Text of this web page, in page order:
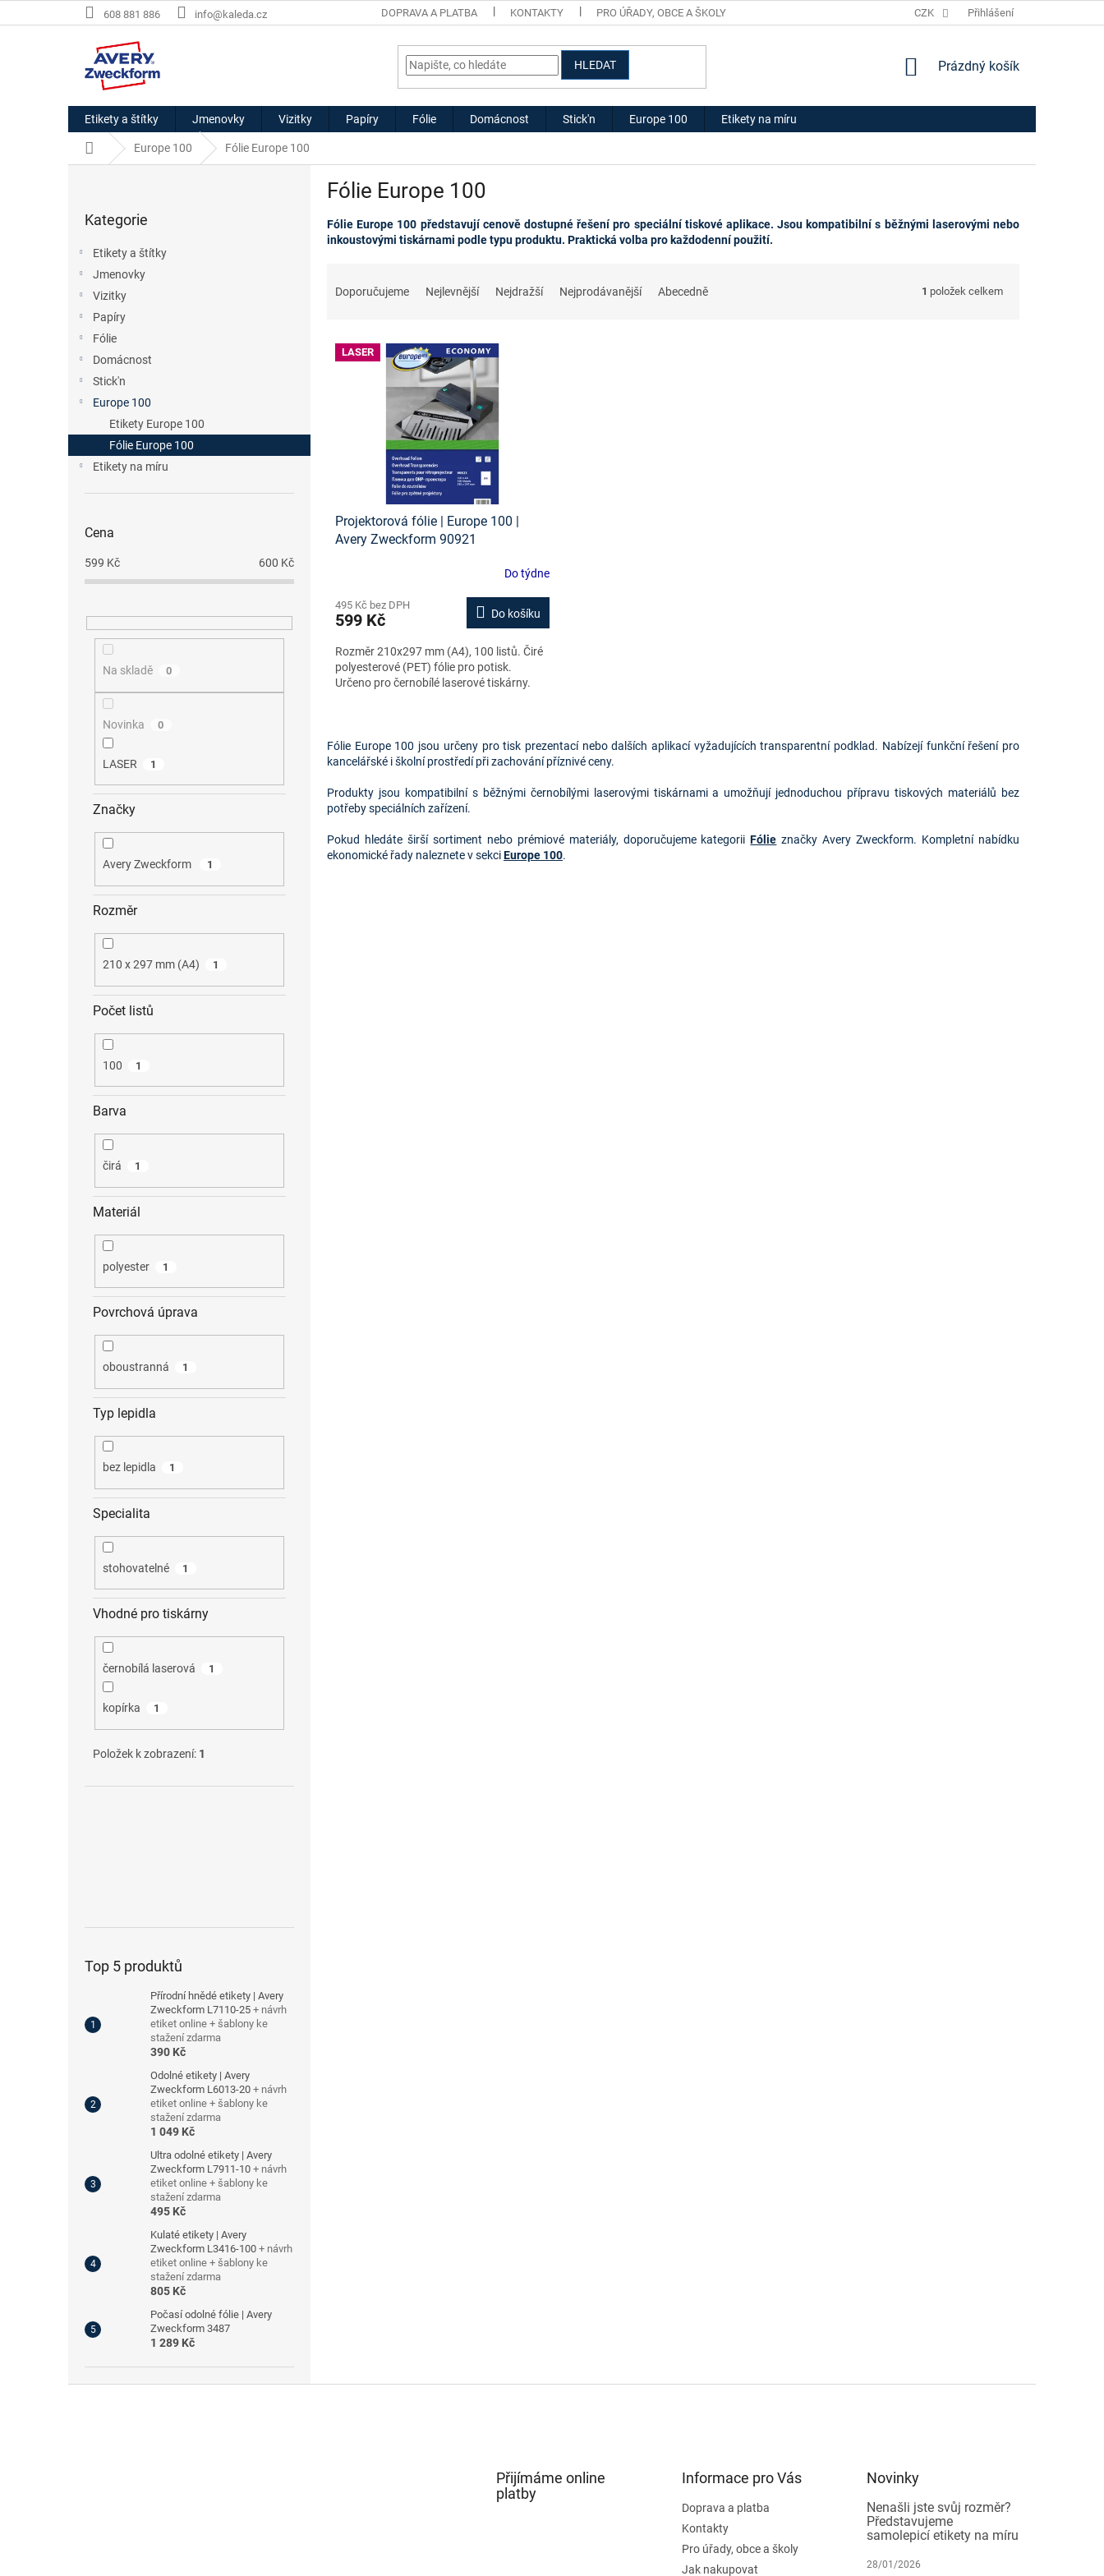
na
608 881 886 info@kaleda.cz DOPRAVA A PLATBA KONTAKTY PRO ÚŘADY, OBCE A ŠKOLY HODNOCENÍ OBCHODU
CZK Přihlášení
HLEDAT
NÁKUPNÍ
Prázdný košík
Etikety a štítky Jmenovky Vizitky Papíry Fólie Domácnost Stick'n Europe 100 Etikety na míru
Domů Europe 100 Fólie Europe 100
kategorie
Kategorie
Etikety a štítky
Jmenovky
Vizitky
Papíry
Fólie
Domácnost
Stick'n
Europe 100
Etikety Europe 100
Fólie Europe 100
Etikety na míru
Cena
599 Kč 600 Kč
Na skladě 0
Novinka 0
LASER 1
Značky
Avery Zweckform 1
Rozměr
210 x 297 mm (A4) 1
Počet listů
100 1
Barva
čirá 1
Materiál
polyester 1
Povrchová úprava
oboustranná 1
Typ lepidla
bez lepidla 1
Specialita
stohovatelné 1
Vhodné pro tiskárny
černobílá laserová 1
kopírka 1
Položek k zobrazení: 1
Top 5 produktů
Přírodní hnědé etikety | Avery
Zweckform L7110-25 + návrh
etiket online + šablony ke
stažení zdarma
390 Kč
Odolné etikety | Avery
Zweckform L6013-20 + návrh
etiket online + šablony ke
stažení zdarma
1 049 Kč
Ultra odolné etikety | Avery
Zweckform L7911-10 + návrh
etiket online + šablony ke
stažení zdarma
495 Kč
Kulaté etikety | Avery
Zweckform L3416-100 + návrh
etiket online + šablony ke
stažení zdarma
805 Kč
Počasí odolné fólie | Avery
Zweckform 3487
1 289 Kč
Fólie Europe 100
Fólie Europe 100 představují cenově dostupné řešení pro speciální tiskové aplikace. Jsou kompatibilní s běžnými laserovými nebo
inkoustovými tiskárnami podle typu produktu. Praktická volba pro každodenní použití.
Doporučujeme Nejlevnější Nejdražší Nejprodávanější Abecedně 1 položek celkem
V LASER
Projektorová fólie | Europe 100 |
Avery Zweckform 90921
Do týdne
495 Kč bez DPH
599 Kč Do košíku
Rozměr 210x297 mm (A4), 100 listů. Čiré
polyesterové (PET) fólie pro potisk.
Určeno pro černobílé laserové tiskárny.
l
d
a
í
p
Fólie Europe 100 jsou určeny pro tisk prezentací nebo dalších aplikací vyžadujících transparentní podklad. Nabízejí funkční řešení pro
kancelářské i školní prostředí při zachování příznivé ceny.
Produkty jsou kompatibilní s běžnými černobílými laserovými tiskárnami a umožňují jednoduchou přípravu tiskových materiálů bez
potřeby speciálních zařízení.
Pokud hledáte širší sortiment nebo prémiové materiály, doporučujeme kategoriiFólie značky Avery Zweckform. Kompletní nabídku
ekonomické řady naleznete v sekciEurope 100.
Přijímáme online
platby
Informace pro Vás
Doprava a platba
Kontakty
Pro úřady, obce a školy
Jak nakupovat
Novinky
Nenašli jste svůj rozměr?
Představujeme
samolepicí etikety na míru
28/01/2026